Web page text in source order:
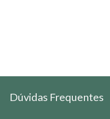
Dúvidas Frequentes